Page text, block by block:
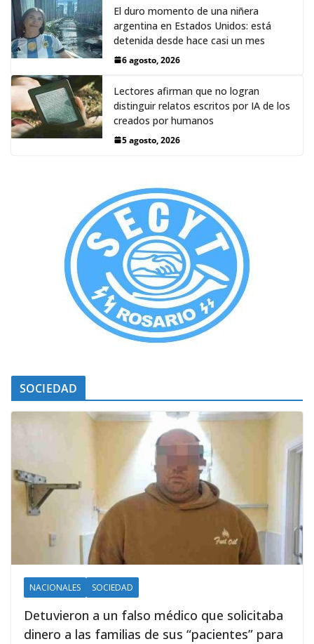
El duro momento de una niñera
argentina en Estados Unidos: está
detenida desde hace casi un mes
6 agosto, 2026
Lectores afirman que no logran
distinguir relatos escritos por IA de los
creados por humanos
5 agosto, 2026
SOCIEDAD
NACIONALES SOCIEDAD
Detuvieron a un falso médico que solicitaba
dinero a las familias de sus “pacientes” para